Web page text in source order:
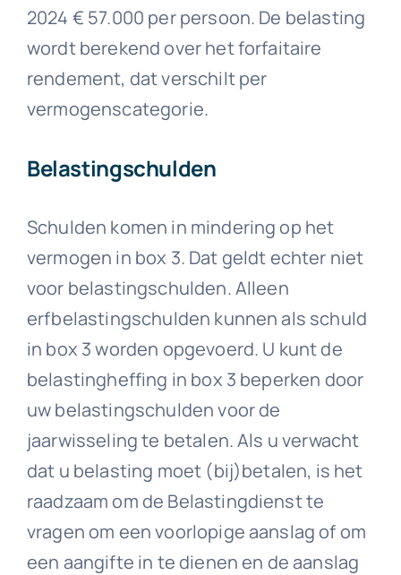
2024 € 57.000 per persoon. De belasting
wordt berekend over het forfaitaire
rendement, dat verschilt per
vermogenscategorie.
Belastingschulden
Schulden komen in mindering op het
vermogen in box 3. Dat geldt echter niet
voor belastingschulden. Alleen
erfbelastingschulden kunnen als schuld
in box 3 worden opgevoerd. U kunt de
belastingheffing in box 3 beperken door
uw belastingschulden voor de
jaarwisseling te betalen. Als u verwacht
dat u belasting moet (bij)betalen, is het
raadzaam om de Belastingdienst te
vragen om een voorlopige aanslag of om
een aangifte in te dienen en de aanslag